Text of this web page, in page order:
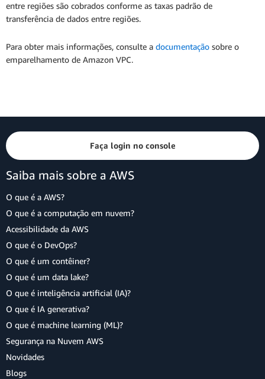
entre regiões são cobrados conforme as taxas padrão de
transferência de dados entre regiões.
Para obter mais informações, consulte a documentação sobre o
emparelhamento de Amazon VPC.
Faça login no console
Saiba mais sobre a AWS
O que é a AWS?
O que é a computação em nuvem?
Acessibilidade da AWS
O que é o DevOps?
O que é um contêiner?
O que é um data lake?
O que é inteligência artificial (IA)?
O que é IA generativa?
O que é machine learning (ML)?
Segurança na Nuvem AWS
Novidades
Blogs